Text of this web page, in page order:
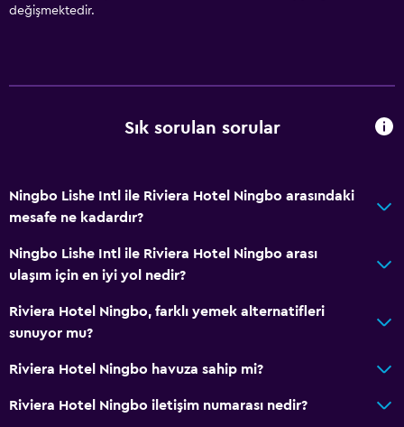
değişmektedir.
Sık sorulan sorular
Ningbo Lishe Intl ile Riviera Hotel Ningbo arasındaki
mesafe ne kadardır?
Ningbo Lishe Intl ile Riviera Hotel Ningbo arası
ulaşım için en iyi yol nedir?
Riviera Hotel Ningbo, farklı yemek alternatifleri
sunuyor mu?
Riviera Hotel Ningbo havuza sahip mi?
Riviera Hotel Ningbo iletişim numarası nedir?